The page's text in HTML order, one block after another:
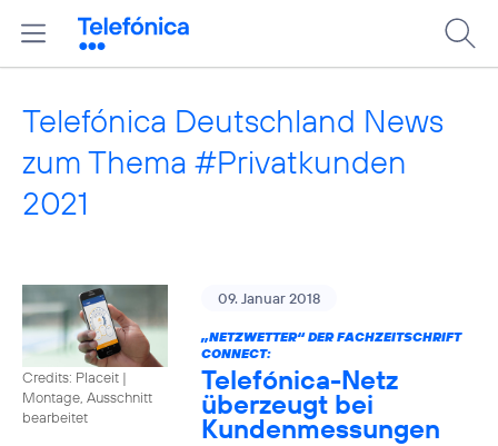
Telefónica Deutschland News
zum Thema #Privatkunden
2021
Credits: Placeit |
Montage, Ausschnitt
bearbeitet
09. Januar 2018
„NETZWETTER“ DER FACHZEITSCHRIFT
CONNECT:
Telefónica-Netz
überzeugt bei
Kundenmessungen